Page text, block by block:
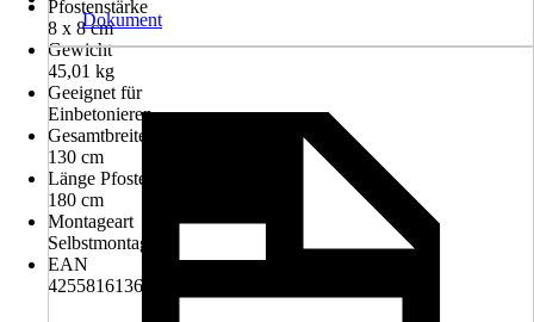
Pfostenstärke
8 x 8 cm
Gewicht
45,01 kg
Geeignet für
Einbetonieren
Gesamtbreite inkl. Pfosten
130 cm
Länge Pfosten
180 cm
Montageart
Selbstmontage
EAN
4255816136962
Dokument